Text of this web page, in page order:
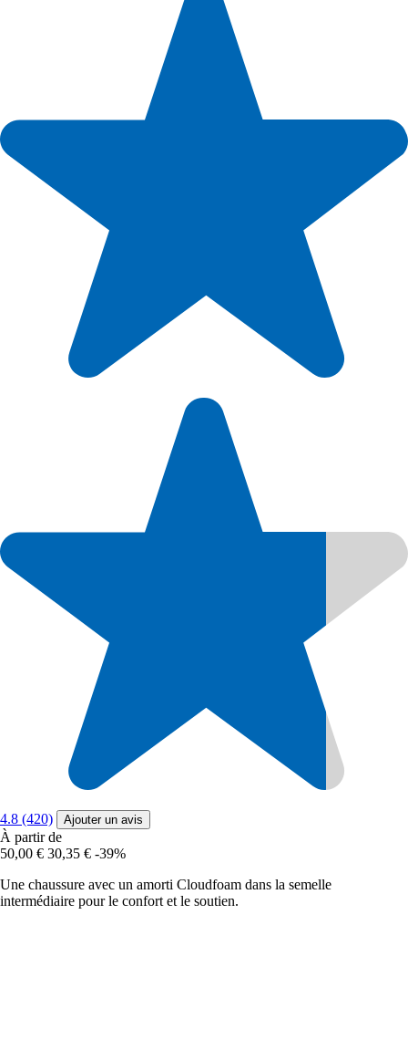
4.8 (420) Ajouter un avis
À partir de
50,00 € 30,35 € -39%
Une chaussure avec un amorti Cloudfoam dans la semelle
intermédiaire pour le confort et le soutien.